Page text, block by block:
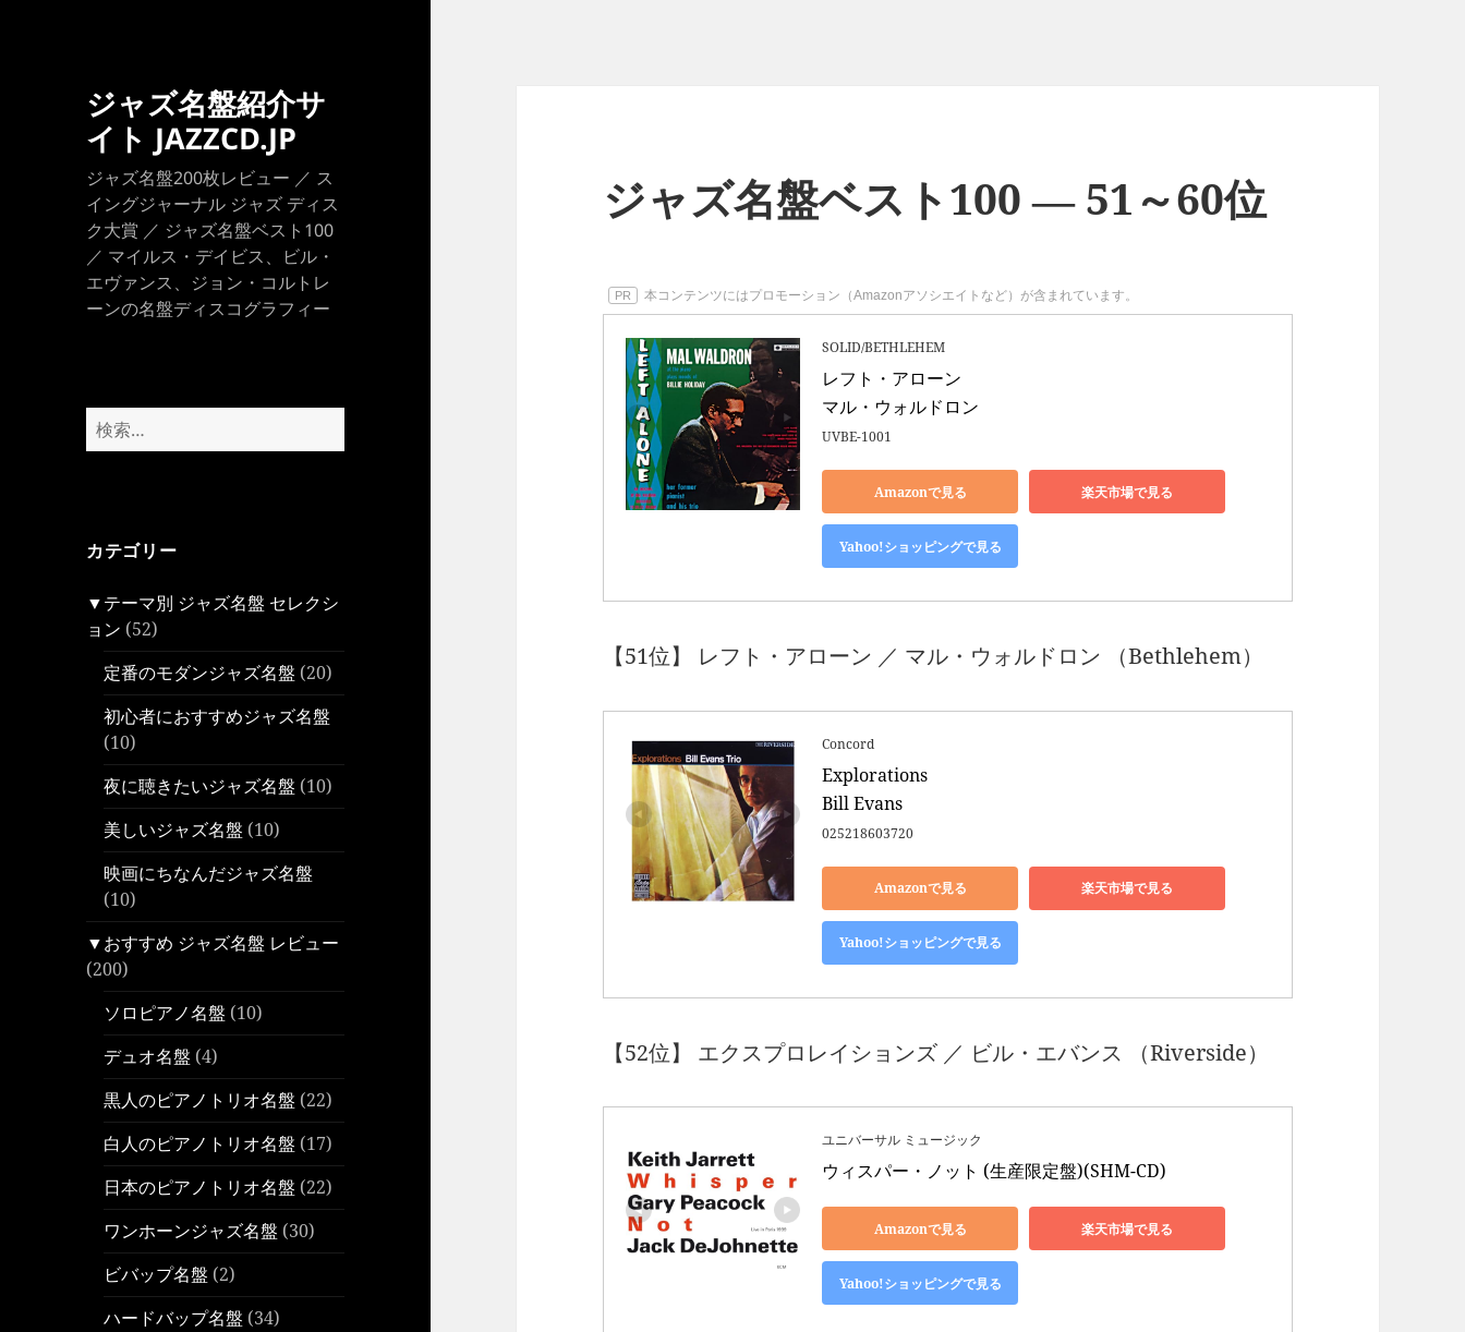
ジャズ名盤紹介サ
イト JAZZCD.JP
ジャズ名盤200枚レビュー ／ ス
イングジャーナル ジャズ ディス
ク大賞 ／ ジャズ名盤ベスト100
／ マイルス・デイビス、ビル・
エヴァンス、ジョン・コルトレ
ーンの名盤ディスコグラフィー
検
索:
カテゴリー
▼テーマ別 ジャズ名盤 セレクシ
ョン (52)
定番のモダンジャズ名盤 (20)
初心者におすすめジャズ名盤
(10)
夜に聴きたいジャズ名盤 (10)
美しいジャズ名盤 (10)
映画にちなんだジャズ名盤
(10)
▼おすすめ ジャズ名盤 レビュー
(200)
ソロピアノ名盤 (10)
デュオ名盤 (4)
黒人のピアノトリオ名盤 (22)
白人のピアノトリオ名盤 (17)
日本のピアノトリオ名盤 (22)
ワンホーンジャズ名盤 (30)
ビバップ名盤 (2)
ハードバップ名盤 (34)
ジャズ名盤ベスト100 ― 51～60位
PR 本コンテンツにはプロモーション（Amazonアソシエイトなど）が含まれています。
SOLID/BETHLEHEM
レフト・アローン
マル・ウォルドロン
UVBE-1001
Amazonで見る 楽天市場で見る
Yahoo!ショッピングで見る
【51位】 レフト・アローン ／ マル・ウォルドロン （Bethlehem）
Concord
Explorations
Bill Evans
025218603720
Amazonで見る 楽天市場で見る
Yahoo!ショッピングで見る
【52位】 エクスプロレイションズ ／ ビル・エバンス （Riverside）
ユニバーサル ミュージック
ウィスパー・ノット (生産限定盤)(SHM-CD)
Amazonで見る 楽天市場で見る
Yahoo!ショッピングで見る